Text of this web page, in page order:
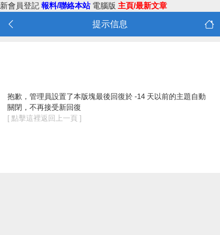
新會員登記 報料/聯絡本站 電腦版 主頁/最新文章
提示信息
抱歉，管理員設置了本版塊最後回復於 -14 天以前的主題自動
關閉，不再接受新回復
[ 點擊這裡返回上一頁 ]